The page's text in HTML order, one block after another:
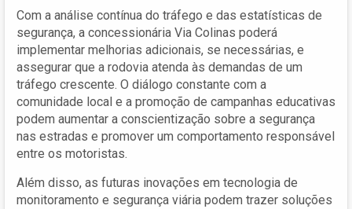
Com a análise contínua do tráfego e das estatísticas de
segurança, a concessionária Via Colinas poderá
implementar melhorias adicionais, se necessárias, e
assegurar que a rodovia atenda às demandas de um
tráfego crescente. O diálogo constante com a
comunidade local e a promoção de campanhas educativas
podem aumentar a conscientização sobre a segurança
nas estradas e promover um comportamento responsável
entre os motoristas.
Além disso, as futuras inovações em tecnologia de
monitoramento e segurança viária podem trazer soluções